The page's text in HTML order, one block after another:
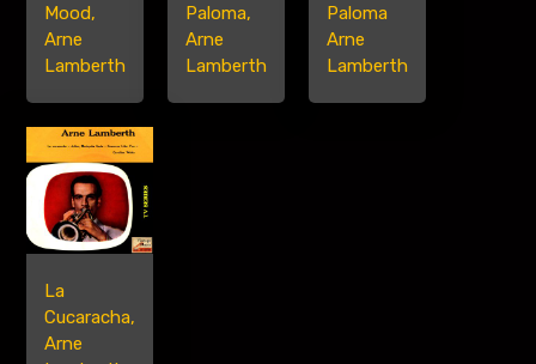
Mood,
Arne
Lamberth
Paloma,
Arne
Lamberth
Paloma
Arne
Lamberth
La
Cucaracha,
Arne